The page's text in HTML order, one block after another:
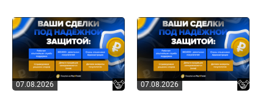
07.08.2026 07.08.2026